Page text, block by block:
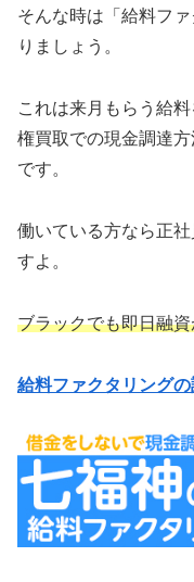
そんな時は「給料フ
りましょう。
これは来月もらう給
権買取での現金調達
です。
働いている方なら正
すよ。
ブラックでも即日融
給料ファクタリング